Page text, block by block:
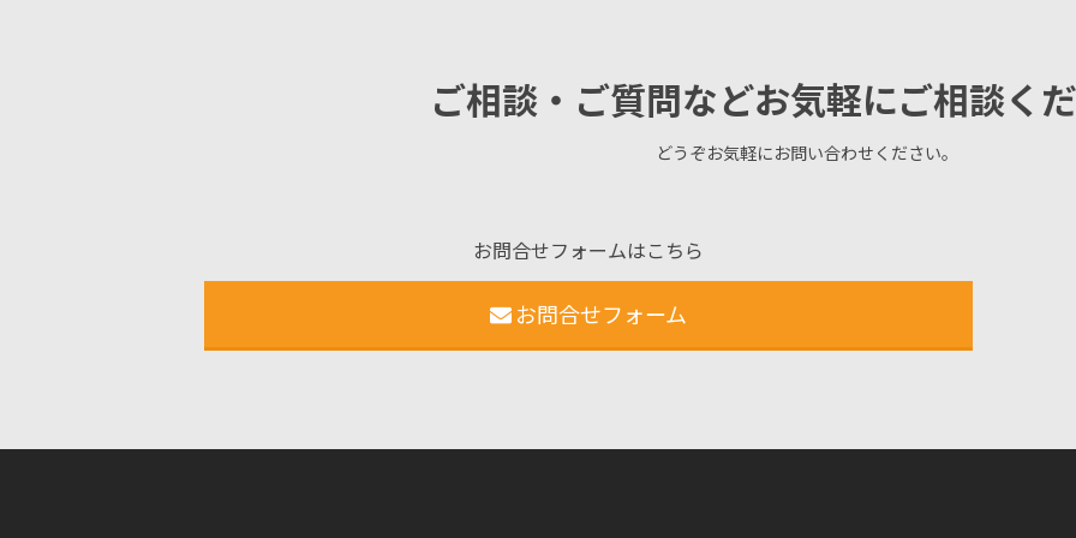
ご相談・ご質問などお気軽にご相談く
どうぞお気軽にお問い合わせください。
お問合せフォームはこちら
お問合せフォーム